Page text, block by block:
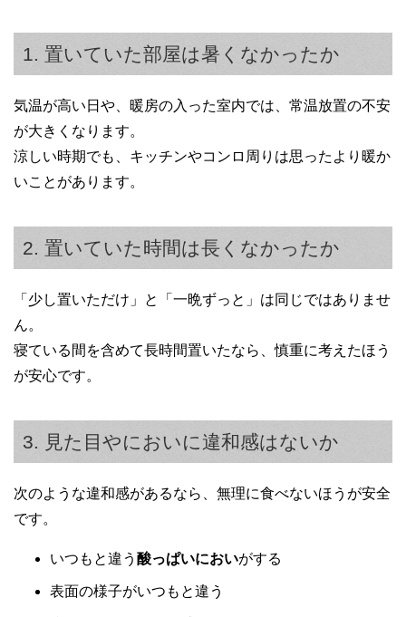
1. 置いていた部屋は暑くなかったか
気温が高い日や、暖房の入った室内では、常温放置の不安
が大きくなります。
涼しい時期でも、キッチンやコンロ周りは思ったより暖か
いことがあります。
2. 置いていた時間は長くなかったか
「少し置いただけ」と「一晩ずっと」は同じではありませ
ん。
寝ている間を含めて長時間置いたなら、慎重に考えたほう
が安心です。
3. 見た目やにおいに違和感はないか
次のような違和感があるなら、無理に食べないほうが安全
です。
いつもと違う 酸っぱいにおいがする
表面の様子がいつもと違う